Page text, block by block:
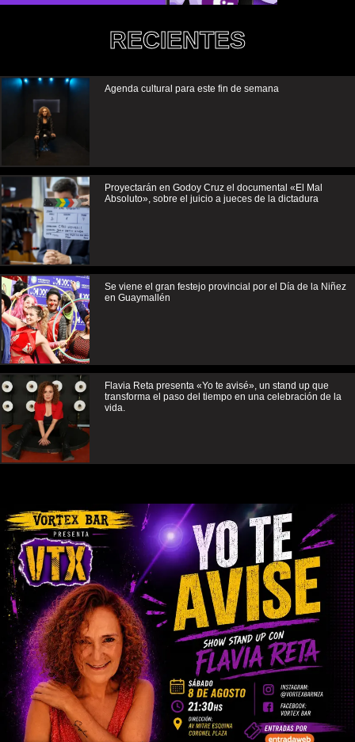
RECIENTES
Agenda cultural para este fin de semana
Proyectarán en Godoy Cruz el documental «El Mal
Absoluto», sobre el juicio a jueces de la dictadura
Se viene el gran festejo provincial por el Día de la Niñez
en Guaymallén
Flavia Reta presenta «Yo te avisé», un stand up que
transforma el paso del tiempo en una celebración de la
vida.